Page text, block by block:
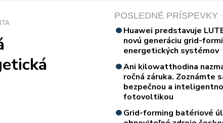
POSLEDNÉ PRÍSPEVKY
Huawei predstavuje
novú generáciu grid-
energetických systémov
Ani kilowatthodina
ročná záruka. Zoznámte
bezpečnou a
fotovoltikou
Grid-forming batériové